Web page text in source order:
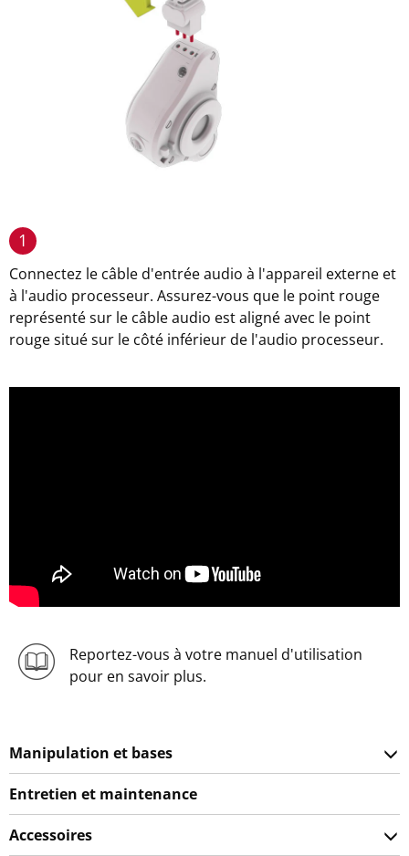
1
Connectez le câble d'entrée audio à l'appareil externe et
à l'audio processeur. Assurez-vous que le point rouge
représenté sur le câble audio est aligné avec le point
rouge situé sur le côté inférieur de l'audio processeur.
Reportez-vous à votre manuel d'utilisation
pour en savoir plus.
Manipulation et bases
Entretien et maintenance
Accessoires